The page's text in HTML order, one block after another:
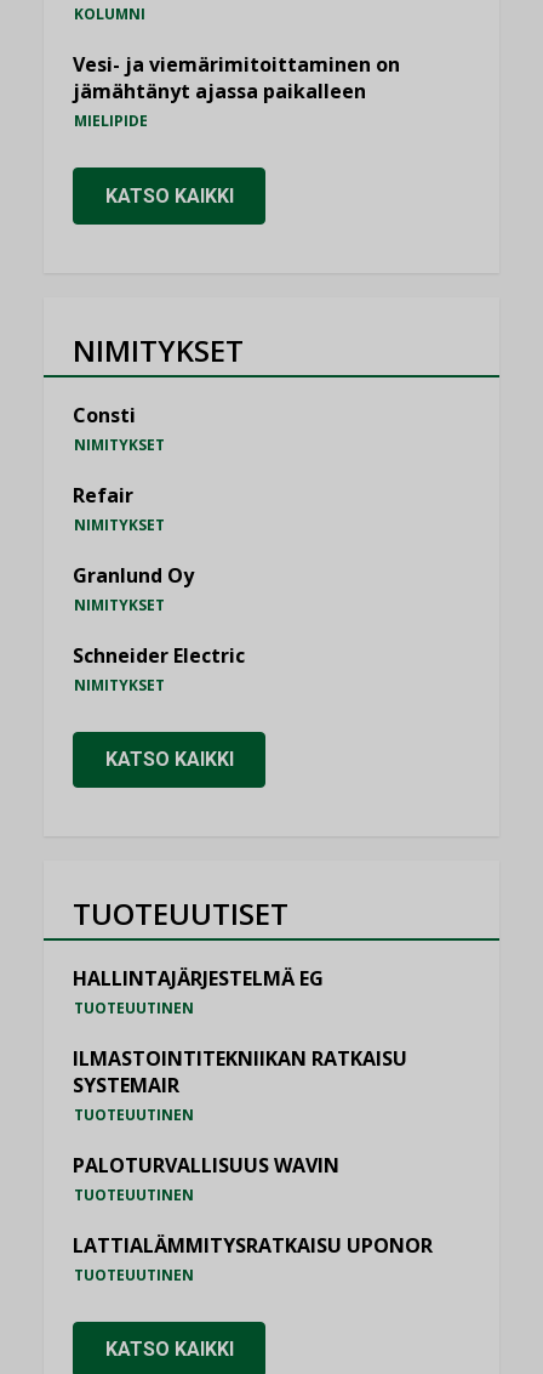
KOLUMNI
Vesi- ja viemärimitoittaminen on
jämähtänyt ajassa paikalleen
MIELIPIDE
KATSO KAIKKI
NIMITYKSET
Consti
NIMITYKSET
Refair
NIMITYKSET
Granlund Oy
NIMITYKSET
Schneider Electric
NIMITYKSET
KATSO KAIKKI
TUOTEUUTISET
HALLINTAJÄRJESTELMÄ EG
TUOTEUUTINEN
ILMASTOINTITEKNIIKAN RATKAISU
SYSTEMAIR
TUOTEUUTINEN
PALOTURVALLISUUS WAVIN
TUOTEUUTINEN
LATTIALÄMMITYSRATKAISU UPONOR
TUOTEUUTINEN
KATSO KAIKKI